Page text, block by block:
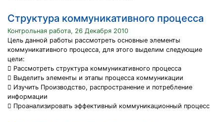
Структура коммуникативного процесса
Контрольная работа, 26 Декабря 2010
Цель данной работы рассмотреть основные элементы
коммуникативного процесса, для этого выделим следующие
цели:
 Рассмотреть структура коммуникативного процесса
 Выделить элементы и этапы процесса коммуникации
 Изучить Производство, распространение и потребление
информации
 Проанализировать эффективный коммуникационный процесс